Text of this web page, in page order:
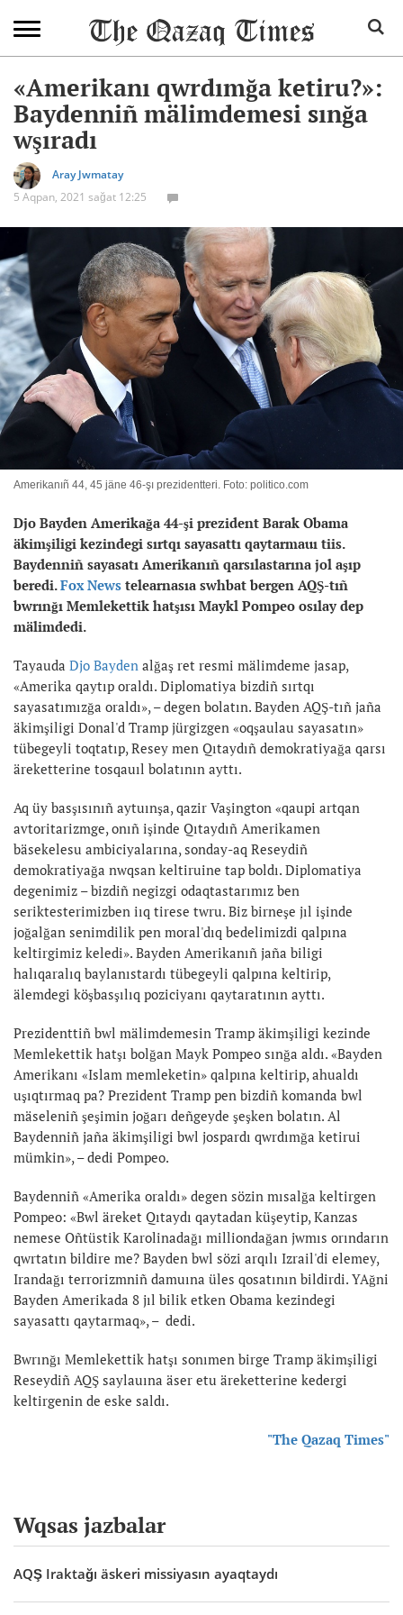
«Amerikanı qwrdımğa ketiru?»:
Baydenniñ mälimdemesi sınğa
wşıradı
Aray Jwmatay
5 Aqpan, 2021 sağat 12:25
Amerikanıñ 44, 45 jäne 46-şı prezidentteri. Foto: politico.com
Djo Bayden Amerikağa 44-şi prezident Barak Obama
äkimşiligi kezindegi sırtqı sayasattı qaytarmauı tiis.
Baydenniñ sayasatı Amerikanıñ qarsılastarına jol aşıp
beredi.Fox News telearnasıa swhbat bergen AQŞ-tıñ
bwrınğı Memlekettik hatşısı Maykl Pompeo osılay dep
mälimdedi.
Tayauda Djo Bayden alğaş ret resmi mälimdeme jasap,
«Amerika qaytıp oraldı. Diplomatiya bizdiñ sırtqı
sayasatımızğa oraldı», – degen bolatın. Bayden AQŞ-tıñ jaña
äkimşiligi Donal'd Tramp jürgizgen «oqşaulau sayasatın»
tübegeyli toqtatıp, Resey men Qıtaydıñ demokratiyağa qarsı
äreketterine tosqauıl bolatının ayttı.
Aq üy basşısınıñ aytuınşa, qazir Vaşington «qaupi artqan
avtoritarizmge, onıñ işinde Qıtaydıñ Amerikamen
bäsekelesu ambiciyalarına, sonday-aq Reseydiñ
demokratiyağa nwqsan keltiruine tap boldı. Diplomatiya
degenimiz – bizdiñ negizgi odaqtastarımız ben
seriktesterimizben iıq tirese twru. Biz birneşe jıl işinde
joğalğan senimdilik pen moral'dıq bedelimizdi qalpına
keltirgimiz keledi». Bayden Amerikanıñ jaña biligi
halıqaralıq baylanıstardı tübegeyli qalpına keltirip,
älemdegi köşbasşılıq poziciyanı qaytaratının ayttı.
Prezidenttiñ bwl mälimdemesin Tramp äkimşiligi kezinde
Memlekettik hatşı bolğan Mayk Pompeo sınğa aldı. «Bayden
Amerikanı «Islam memleketin» qalpına keltirip, ahualdı
uşıqtırmaq pa? Prezident Tramp pen bizdiñ komanda bwl
mäseleniñ şeşimin joğarı deñgeyde şeşken bolatın. Al
Baydenniñ jaña äkimşiligi bwl jospardı qwrdımğa ketirui
mümkin», – dedi Pompeo.
Baydenniñ «Amerika oraldı» degen sözin mısalğa keltirgen
Pompeo: «Bwl äreket Qıtaydı qaytadan küşeytip, Kanzas
nemese Oñtüstik Karolinadağı milliondağan jwmıs orındarın
qwrtatın bildire me? Bayden bwl sözi arqılı Izrail'di elemey,
Irandağı terrorizmniñ damuına üles qosatının bildirdi. YAğni
Bayden Amerikada 8 jıl bilik etken Obama kezindegi
sayasattı qaytarmaq», – dedi.
Bwrınğı Memlekettik hatşı sonımen birge Tramp äkimşiligi
Reseydiñ AQŞ saylauına äser etu äreketterine kedergi
keltirgenin de eske saldı.
"The Qazaq Times"
Wqsas jazbalar
AQŞ Iraktağı äskeri missiyasın ayaqtaydı